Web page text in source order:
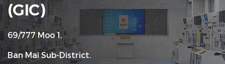
(GIC)
69/777 Moo 1,
Ban Mai Sub-District.